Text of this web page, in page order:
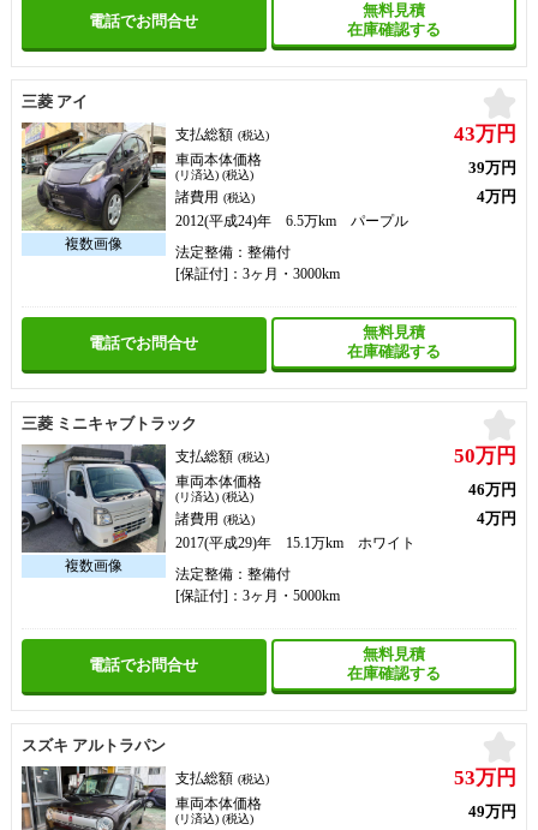
電話でお問合せ
無料見積
在庫確認する
三菱 アイ
支払総額 (税込) 43万円
車両本体価格
(リ済込) (税込) 39万円
諸費用 (税込) 4万円
2012(平成24)年 6.5万km パープル
法定整備：整備付
[保証付]：3ヶ月・3000km
電話でお問合せ
無料見積
在庫確認する
三菱 ミニキャブトラック
支払総額 (税込) 50万円
車両本体価格
(リ済込) (税込) 46万円
諸費用 (税込) 4万円
2017(平成29)年 15.1万km ホワイト
法定整備：整備付
[保証付]：3ヶ月・5000km
電話でお問合せ
無料見積
在庫確認する
スズキ アルトラパン
支払総額 (税込) 53万円
車両本体価格
(リ済込) (税込) 49万円